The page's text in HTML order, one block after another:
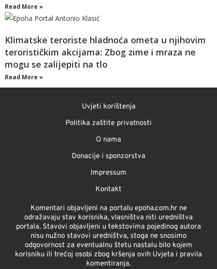
Read More »
Klimatske teroriste hladnoća ometa u njihovim
terorističkim akcijama: Zbog zime i mraza ne
mogu se zalijepiti na tlo
Read More »
Uvjeti korištenja
Politika zaštite privatnosti
O nama
Donacije i sponzorstva
Impressum
Kontakt
Komentari objavljeni na portalu epoha.com.hr ne
odražavaju stav korisnika, vlasništva niti uredništva
portala. Stavovi objavljeni u tekstovima pojedinog autora
nisu nužno stavovi uredništva, stoga ne snosimo
odgovornost za eventualnu štetu nastalu bilo kojem
korisniku ili trećoj osobi zbog kršenja ovih Uvjeta i pravila
komentiranja.